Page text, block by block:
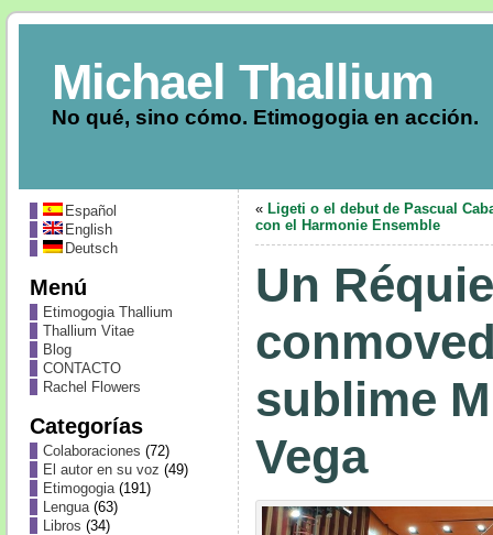
Michael Thallium
No qué, sino cómo. Etimogogia en acción.
Español
English
Deutsch
Menú
Etimogogia Thallium
Thallium Vitae
Blog
CONTACTO
Rachel Flowers
Categorías
Colaboraciones (72)
El autor en su voz (49)
Etimogogia(191)
Lengua(63)
Libros (34)
« Ligeti o el debut de Pascual
con el Harmonie Ensemble
Un
sublime
Vega